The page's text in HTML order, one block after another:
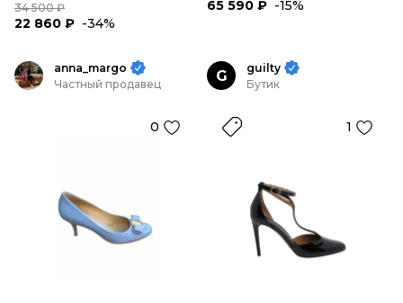
34 500 ₽
22 860 ₽ -34%
65 590 ₽ -15%
anna_margo
Частный продавец
0
G
guilty
Бутик
1